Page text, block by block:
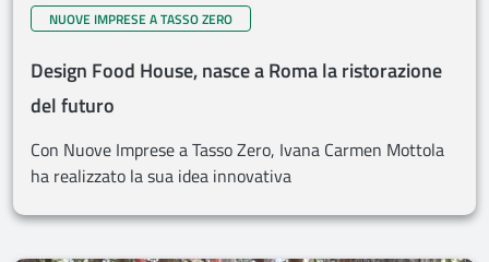
NUOVE IMPRESE A TASSO ZERO
Design Food House, nasce a Roma la ristorazione
del futuro
Con Nuove Imprese a Tasso Zero, Ivana Carmen Mottola
ha realizzato la sua idea innovativa